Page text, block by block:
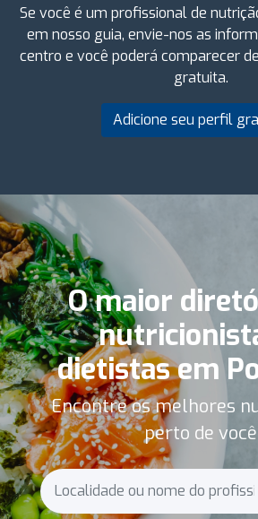
Se você é um profissional de
em nosso guia, envie-nos as
centro e você poderá comparecer
gratuita.
Adicione seu perfil
O maior
dietistas em
Encontre os melhores
perto de você